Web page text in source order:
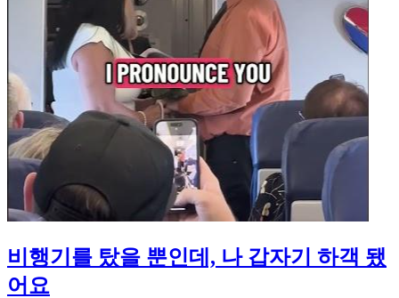
비행기를 탔을 뿐인데, 나 갑자기 하객 됐
어요